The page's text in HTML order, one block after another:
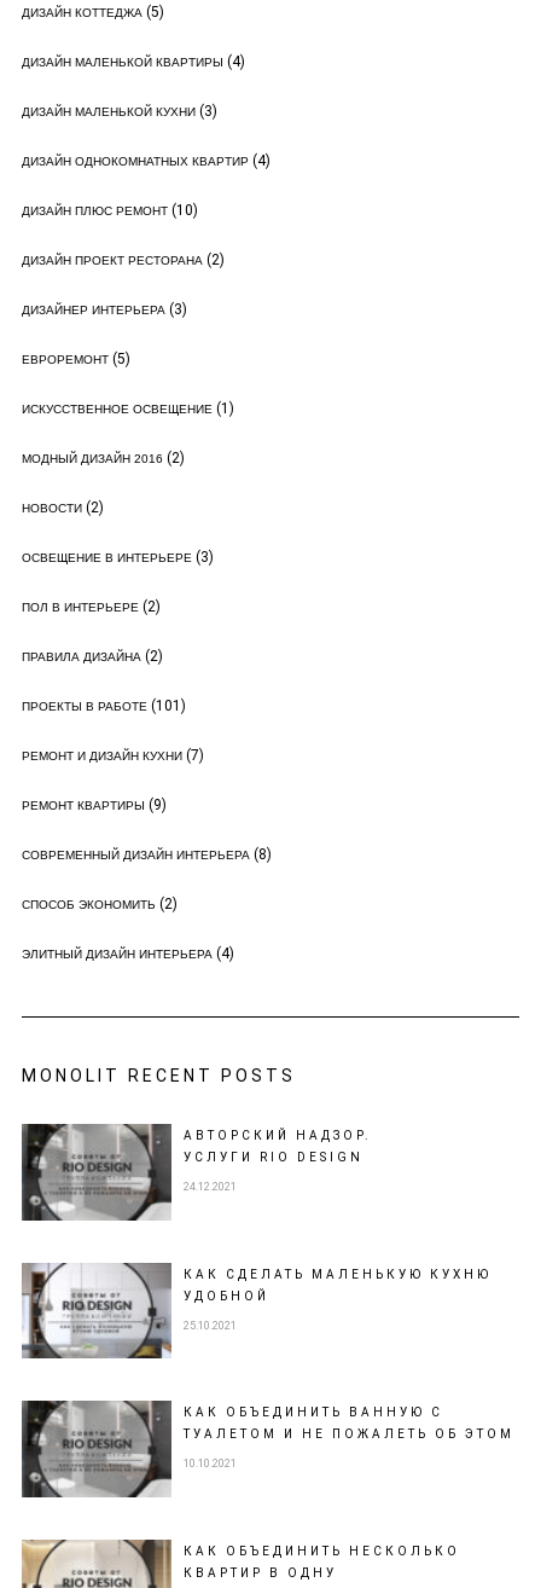
ДИЗАЙН КОТТЕДЖА(5)
ДИЗАЙН МАЛЕНЬКОЙ КВАРТИРЫ (4)
ДИЗАЙН МАЛЕНЬКОЙ КУХНИ(3)
ДИЗАЙН ОДНОКОМНАТНЫХ КВАРТИР(4)
ДИЗАЙН ПЛЮС РЕМОНТ(10)
ДИЗАЙН ПРОЕКТ РЕСТОРАНА(2)
ДИЗАЙНЕР ИНТЕРЬЕРА(3)
ЕВРОРЕМОНТ(5)
ИСКУССТВЕННОЕ ОСВЕЩЕНИЕ(1)
МОДНЫЙ ДИЗАЙН 2016 (2)
НОВОСТИ(2)
ОСВЕЩЕНИЕ В ИНТЕРЬЕРЕ(3)
ПОЛ В ИНТЕРЬЕРЕ(2)
ПРАВИЛА ДИЗАЙНА(2)
ПРОЕКТЫ В РАБОТЕ(101)
РЕМОНТ И ДИЗАЙН КУХНИ(7)
РЕМОНТ КВАРТИРЫ (9)
СОВРЕМЕННЫЙ ДИЗАЙН ИНТЕРЬЕРА(8)
СПОСОБ ЭКОНОМИТЬ (2)
ЭЛИТНЫЙ ДИЗАЙН ИНТЕРЬЕРА(4)
MONOLIT RECENT POSTS
АВТОРСКИЙ НАДЗОР.
УСЛУГИ RIO DESIGN
24.12.2021
КАК СДЕЛАТЬ МАЛЕНЬКУЮ КУХНЮ
УДОБНОЙ
25.10.2021
КАК ОБЪЕДИНИТЬ ВАННУЮ С
ТУАЛЕТОМ И НЕ ПОЖАЛЕТЬ ОБ ЭТОМ
10.10.2021
КАК ОБЪЕДИНИТЬ НЕСКОЛЬКО
КВАРТИР В ОДНУ